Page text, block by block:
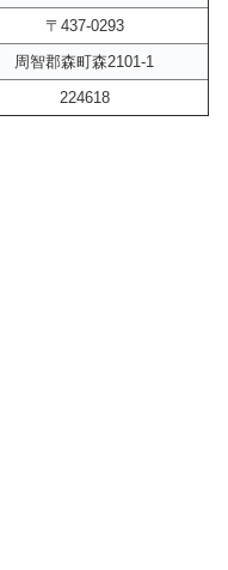
〒437-0293
周智郡森町森2101-1
224618